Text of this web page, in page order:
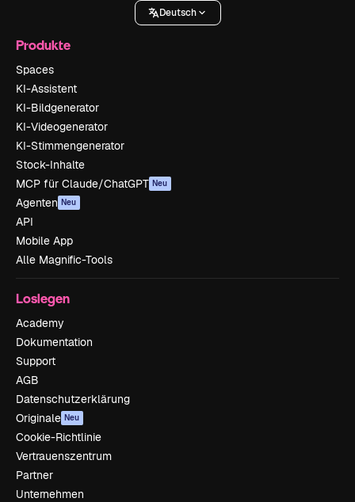
Deutsch
Produkte
Spaces
KI-Assistent
KI-Bildgenerator
KI-Videogenerator
KI-Stimmengenerator
Stock-Inhalte
MCP für Claude/ChatGPT Neu
Agenten Neu
API
Mobile App
Alle Magnific-Tools
Loslegen
Academy
Dokumentation
Support
AGB
Datenschutzerklärung
Originale Neu
Cookie-Richtlinie
Vertrauenszentrum
Partner
Unternehmen